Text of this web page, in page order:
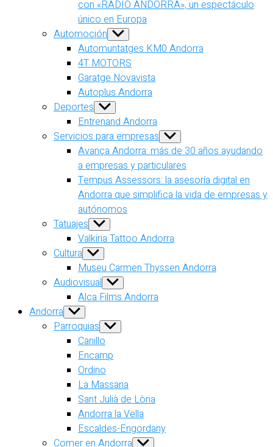
con «RÀDIO ANDORRA», un espectáculo
único en Europa
Automoción Show
sub
menu
Automuntatges KM0 Andorra
4T MOTORS
Garatge Novavista
Autoplus Andorra
Deportes Show
sub
menu
Entrenand Andorra
Servicios para empresas Show
sub
menu
Avança Andorra: más de 30 años ayudando
a empresas y particulares
Tempus Assessors: la asesoría digital en
Andorra que simplifica la vida de empresas y
autónomos
Tatuajes Show
sub
menu
Valkiria Tattoo Andorra
Cultura Show
sub
menu
Museu Carmen Thyssen Andorra
Audiovisual Show
sub
menu
Alca Films Andorra
Andorra Show
sub
menu
Parroquias Show
sub
menu
Canillo
Encamp
Ordino
La Massana
Sant Julià de Lòria
Andorra la Vella
Escaldes-Engordany
Comer en Andorra Show